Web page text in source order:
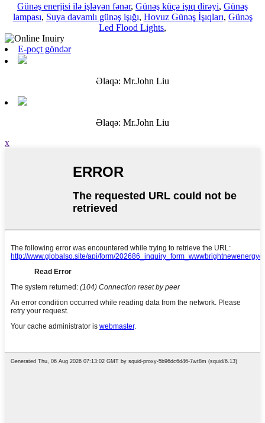
Günəş enerjisi ilə işləyən fənər, Günəş küçə işıq dirəyi, Günəş
lampası, Suya davamlı günəş işığı, Hovuz Günəş İşıqları, Günəş
Led Flood Lights,
E-poçt göndər
Əlaqə: Mr.John Liu
Əlaqə: Mr.John Liu
x